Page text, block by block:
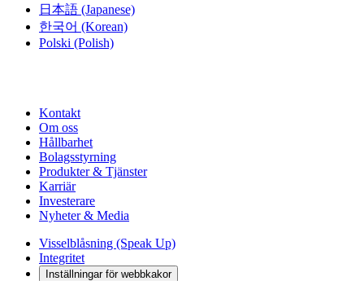
日本語 (Japanese)
한국어 (Korean)
Polski (Polish)
Kontakt
Om oss
Hållbarhet
Bolagsstyrning
Produkter & Tjänster
Karriär
Investerare
Nyheter & Media
Visselblåsning (Speak Up)
Integritet
Inställningar för webbkakor